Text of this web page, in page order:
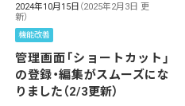
2024年10月15日 （2025年2月3日 更
新）
機能改善
管理画面「ショートカット」
の登録・編集がスムーズにな
りました（2/3更新）